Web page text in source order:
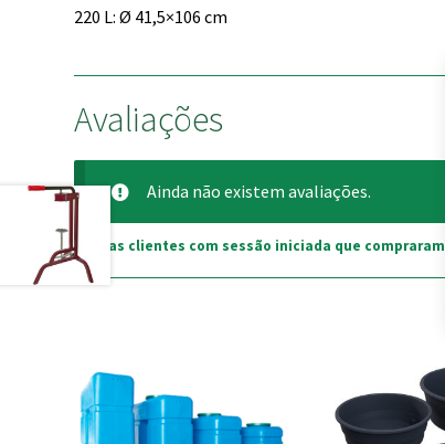
220 L: Ø 41,5×106 cm
Avaliações
Ainda não existem avaliações.
Apenas clientes com sessão iniciada que
multiple
variants.